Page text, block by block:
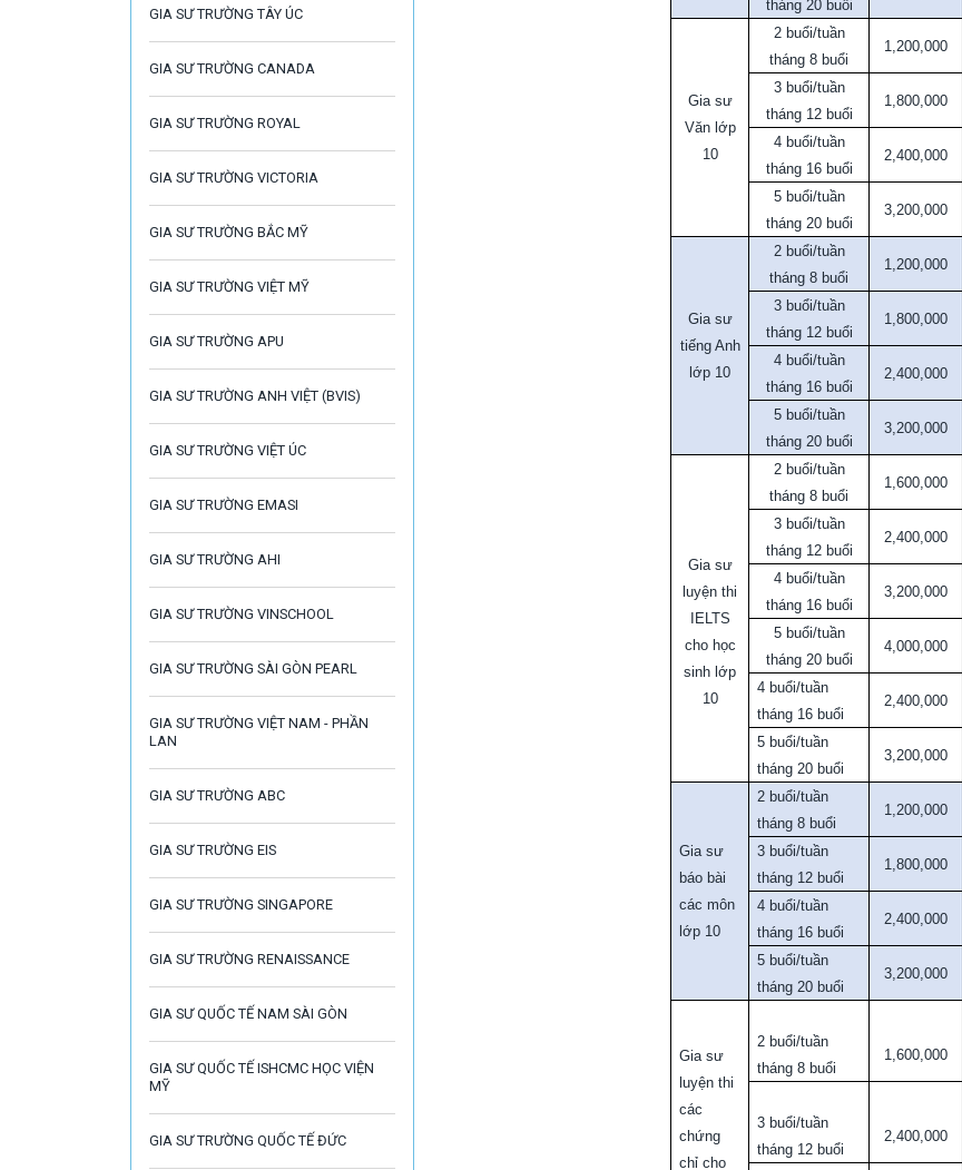
GIA SƯ TRƯỜNG TÂY ÚC
GIA SƯ TRƯỜNG CANADA
GIA SƯ TRƯỜNG ROYAL
GIA SƯ TRƯỜNG VICTORIA
GIA SƯ TRƯỜNG BẮC MỸ
GIA SƯ TRƯỜNG VIỆT MỸ
GIA SƯ TRƯỜNG APU
GIA SƯ TRƯỜNG ANH VIỆT (BVIS)
GIA SƯ TRƯỜNG VIỆT ÚC
GIA SƯ TRƯỜNG EMASI
GIA SƯ TRƯỜNG AHI
GIA SƯ TRƯỜNG VINSCHOOL
GIA SƯ TRƯỜNG SÀI GÒN PEARL
GIA SƯ TRƯỜNG VIỆT NAM - PHẦN
LAN
GIA SƯ TRƯỜNG ABC
GIA SƯ TRƯỜNG EIS
GIA SƯ TRƯỜNG SINGAPORE
GIA SƯ TRƯỜNG RENAISSANCE
GIA SƯ QUỐC TẾ NAM SÀI GÒN
GIA SƯ QUỐC TẾ ISHCMC HỌC VIỆN
MỸ
GIA SƯ TRƯỜNG QUỐC TẾ ĐỨC
tháng 20 buổi
Gia sư
Văn lớp
10
2 buổi/tuần
tháng 8 buổi
1,200,000
3 buổi/tuần
tháng 12 buổi
1,800,000
4 buổi/tuần
tháng 16 buổi
2,400,000
5 buổi/tuần
tháng 20 buổi
3,200,000
Gia sư
tiếng Anh
lớp 10
2 buổi/tuần
tháng 8 buổi
1,200,000
3 buổi/tuần
tháng 12 buổi
1,800,000
4 buổi/tuần
tháng 16 buổi
2,400,000
5 buổi/tuần
tháng 20 buổi
3,200,000
Gia sư
luyện thi
IELTS
cho học
sinh lớp
10
2 buổi/tuần
tháng 8 buổi
1,600,000
3 buổi/tuần
tháng 12 buổi
2,400,000
4 buổi/tuần
tháng 16 buổi
3,200,000
5 buổi/tuần
tháng 20 buổi
4,000,000
4 buổi/tuần
tháng 16 buổi
2,400,000
5 buổi/tuần
tháng 20 buổi
3,200,000
Gia sư
báo bài
các môn
lớp 10
2 buổi/tuần
tháng 8 buổi
1,200,000
3 buổi/tuần
tháng 12 buổi
1,800,000
4 buổi/tuần
tháng 16 buổi
2,400,000
5 buổi/tuần
tháng 20 buổi
3,200,000
Gia sư
luyện thi
các
chứng
chỉ cho
2 buổi/tuần
tháng 8 buổi
1,600,000
3 buổi/tuần
tháng 12 buổi
2,400,000